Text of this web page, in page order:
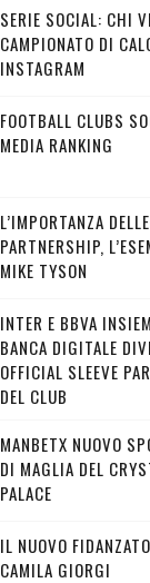
SERIE SOCIAL: CHI
CAMPIONATO DI
INSTAGRAM
FOOTBALL CLUBS
MEDIA RANKING
L’IMPORTANZA DELLE
PARTNERSHIP,
MIKE TYSON
INTER E BBVA
BANCA DIGITALE
OFFICIAL SLEEVE
DEL CLUB
MANBETX NUOVO
DI MAGLIA DEL
PALACE
IL NUOVO
CAMILA GIORGI